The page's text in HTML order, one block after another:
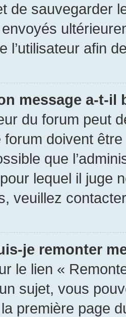
de sauvegarder
l’utilisateur afin
message a-t-il
du forum peut
doivent
que
lequel il juge
veuillez
je remonter
le lien «
sujet, vous
première page